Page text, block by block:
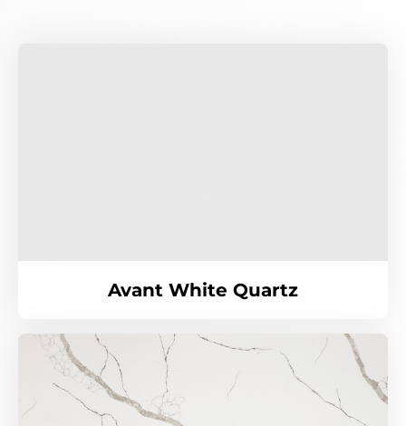
Avant White Quartz